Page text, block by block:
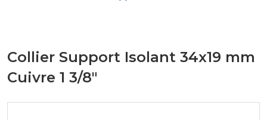
Collier Support Isolant 34x19 mm
Cuivre 1 3/8"